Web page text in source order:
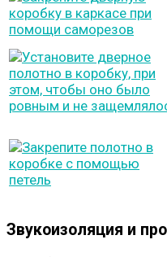
Звукоизоляция и